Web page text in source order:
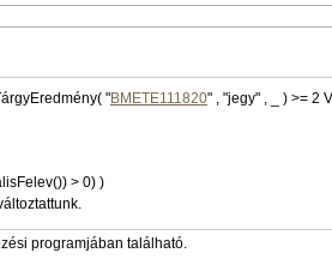
2 VAGY TárgyEredmény( "BMETE111820" , "jegy" , _ ) >= 2 VAGY TárgyEredmény(
", "FELVETEL", AktualisFelev()) > 0) )
programjában található.